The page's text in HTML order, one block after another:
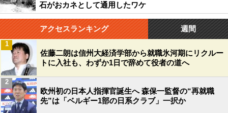
石がおカネとして通用したワケ
アクセスランキング 週間
佐藤二朗は信州大経済学部から就職氷河期にリクルー
トに入社も、わずか1日で辞めて役者の道へ
1
欧州初の日本人指揮官誕生へ 森保一監督の“再就職
先”は「ベルギー1部の日系クラブ」一択か
2